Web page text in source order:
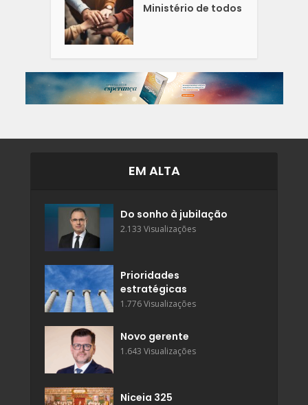
Ministério de todos
EM ALTA
Do sonho à jubilação
2.133 Visualizações
Prioridades
estratégicas
1.776 Visualizações
Novo gerente
1.643 Visualizações
Niceia 325